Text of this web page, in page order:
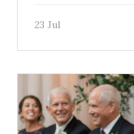
23 Jul